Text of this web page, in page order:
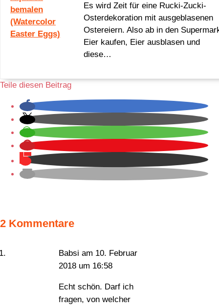
Es wird Zeit für eine Rucki-Zucki-
Osterdekoration mit ausgeblasenen
Ostereiern. Also ab in den
Eier kaufen, Eier ausblasen und
diese…
Teile diesen Beitrag
2 Kommentare
Babsi am 10. Februar
2018 um 16:58
Echt schön. Darf ich
fragen, von welcher